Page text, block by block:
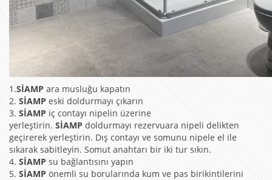
1.SİAMP ara musluğu kapatın
2. SİAMP eski doldurmayı çıkarın
3. SİAMP iç contayı nipelin üzerine
yerleştirin. SİAMP doldurmayı rezervuara nipeli delikten
geçirerek yerleştirin. Dış contayı ve somunu nipele el ile
sıkarak sabitleyin. Somut anahtarı bir iki tur sıkın.
4. SİAMP su bağlantısını yapın
5. SİAMP önemli su borularında kum ve pas birikintilerini